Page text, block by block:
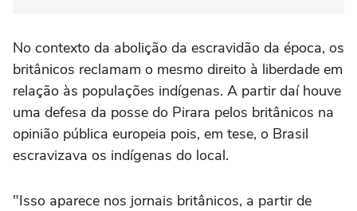
No contexto da abolição da escravidão da época, os
britânicos reclamam o mesmo direito à liberdade em
relação às populações indígenas. A partir daí houve
uma defesa da posse do Pirara pelos britânicos na
opinião pública europeia pois, em tese, o Brasil
escravizava os indígenas do local.
"Isso aparece nos jornais britânicos, a partir de